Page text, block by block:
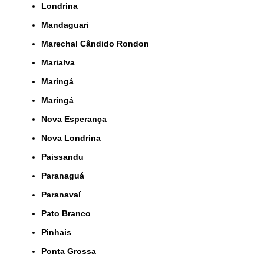
Londrina
Mandaguari
Marechal Cândido Rondon
Marialva
Maringá
Maringá
Nova Esperança
Nova Londrina
Paissandu
Paranaguá
Paranavaí
Pato Branco
Pinhais
Ponta Grossa